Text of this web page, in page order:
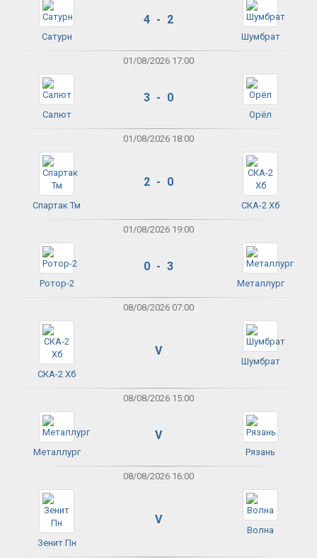
Сатурн
4 - 2
Шумбрат
01/08/2026 17:00
Салют
3 - 0
Орёл
01/08/2026 18:00
Спартак Тм
2 - 0
СКА-2 Хб
01/08/2026 19:00
Ротор-2
0 - 3
Металлург
08/08/2026 07:00
СКА-2 Хб
V
Шумбрат
08/08/2026 15:00
Металлург
V
Рязань
08/08/2026 16:00
Зенит Пн
V
Волна